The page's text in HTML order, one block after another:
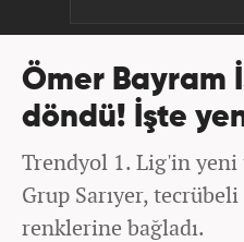
Ömer Bayram
döndü! İşte
Trendyol 1. Lig'in yeni
Grup Sarıyer,
renklerine bağladı.